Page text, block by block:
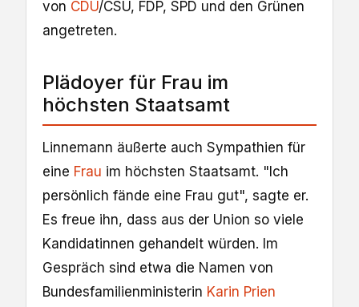
von CDU/CSU, FDP, SPD und den Grünen
angetreten.
Plädoyer für Frau im
höchsten Staatsamt
Linnemann äußerte auch Sympathien für
eine Frau im höchsten Staatsamt. "Ich
persönlich fände eine Frau gut", sagte er.
Es freue ihn, dass aus der Union so viele
Kandidatinnen gehandelt würden. Im
Gespräch sind etwa die Namen von
Bundesfamilienministerin Karin Prien